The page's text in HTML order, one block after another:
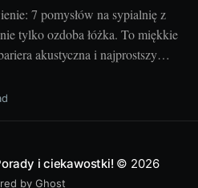
7 pomysłów na sypialnię z
tylko ozdoba łóżka. To miękkie
akustyczna i najprostszy
Projektując je na
formie, wysokości,
i ciekawostki! © 2026
by Ghost